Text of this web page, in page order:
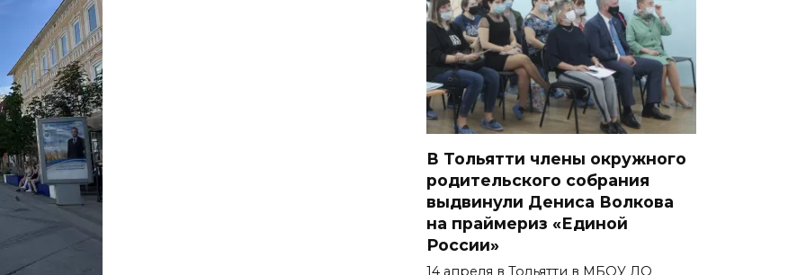
В Тольятти члены окружного
родительского собрания
выдвинули Дениса Волкова
на праймериз «Единой
России»
14 апреля в Тольятти в МБОУ ДО